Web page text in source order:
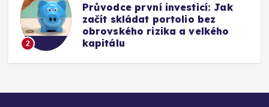
3
Vyjednávání o platu: Podrobný
návod na získání nadprůměrné
odměny v každé fázi kariéry